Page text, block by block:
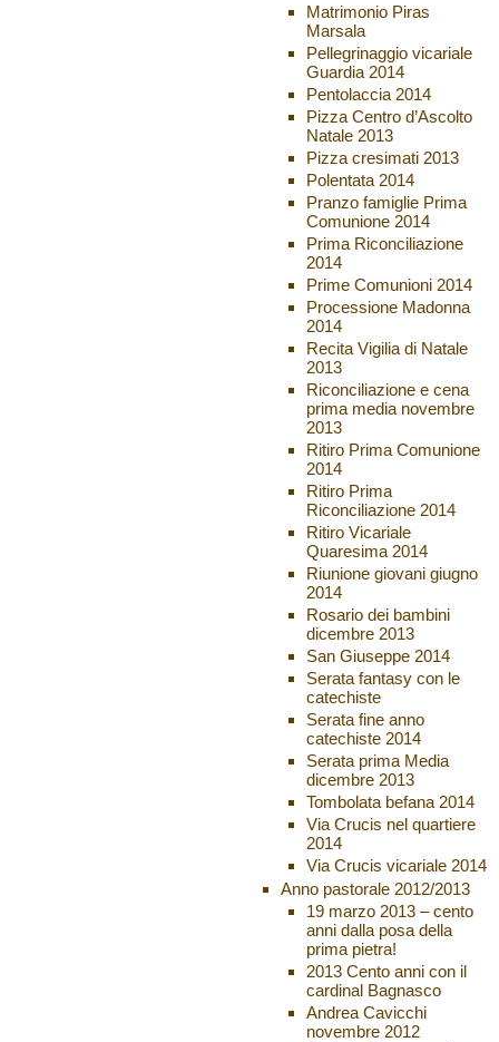
Matrimonio Piras
Marsala
Pellegrinaggio vicariale
Guardia 2014
Pentolaccia 2014
Pizza Centro d’Ascolto
Natale 2013
Pizza cresimati 2013
Polentata 2014
Pranzo famiglie Prima
Comunione 2014
Prima Riconciliazione
2014
Prime Comunioni 2014
Processione Madonna
2014
Recita Vigilia di Natale
2013
Riconciliazione e cena
prima media novembre
2013
Ritiro Prima Comunione
2014
Ritiro Prima
Riconciliazione 2014
Ritiro Vicariale
Quaresima 2014
Riunione giovani giugno
2014
Rosario dei bambini
dicembre 2013
San Giuseppe 2014
Serata fantasy con le
catechiste
Serata fine anno
catechiste 2014
Serata prima Media
dicembre 2013
Tombolata befana 2014
Via Crucis nel quartiere
2014
Via Crucis vicariale 2014
Anno pastorale 2012/2013
19 marzo 2013 – cento
anni dalla posa della
prima pietra!
2013 Cento anni con il
cardinal Bagnasco
Andrea Cavicchi
novembre 2012